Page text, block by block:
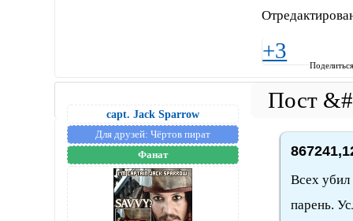
+3
capt. Jack Sparrow
Для друзей: Чёртов пират
Фанат
Всех
парень.